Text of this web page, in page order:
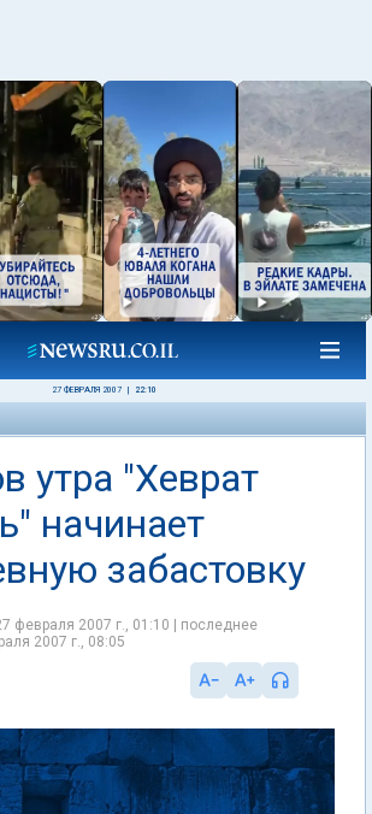
27 ФЕВРАЛЯ 2007 22:10
утра "Хеврат
начинает
забастовку
февраля 2007 г., 01:10 | последнее
2007 г., 08:05